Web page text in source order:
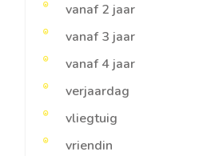
vanaf 2 jaar
vanaf 3 jaar
vanaf 4 jaar
verjaardag
vliegtuig
vriendin